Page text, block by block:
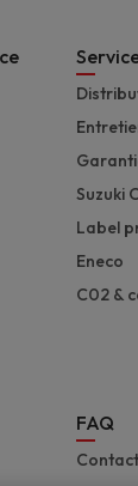
Suzuki
Label
Eneco
C02 &
FAQ